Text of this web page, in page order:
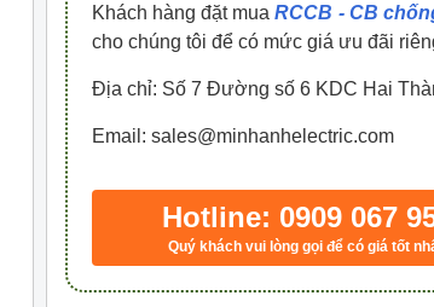
Khách hàng đặt muaRCCB - CB
cho chúng tôi để có mức giá ưu đãi
Địa chỉ: Số 7 Đường số 6 KDC Hai
Email: sales@minhanhelectric.com
Hotline: 0909 067
Quý khách vui lòng gọi để có giá tốt